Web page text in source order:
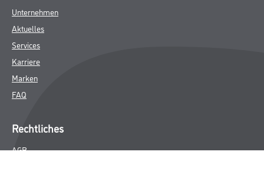
Unternehmen
Aktuelles
Services
Karriere
Marken
FAQ
Rechtliches
AGB